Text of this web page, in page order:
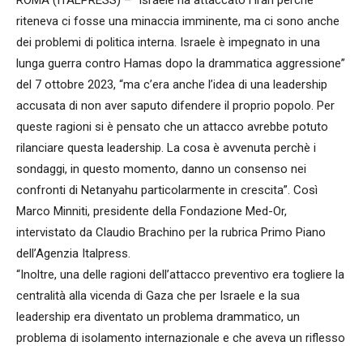
riteneva ci fosse una minaccia imminente, ma ci sono anche
dei problemi di politica interna. Israele è impegnato in una
lunga guerra contro Hamas dopo la drammatica aggressione”
del 7 ottobre 2023, “ma c’era anche l’idea di una leadership
accusata di non aver saputo difendere il proprio popolo. Per
queste ragioni si è pensato che un attacco avrebbe potuto
rilanciare questa leadership. La cosa è avvenuta perchè i
sondaggi, in questo momento, danno un consenso nei
confronti di Netanyahu particolarmente in crescita”. Così
Marco Minniti, presidente della Fondazione Med-Or,
intervistato da Claudio Brachino per la rubrica Primo Piano
dell’Agenzia Italpress.
“Inoltre, una delle ragioni dell’attacco preventivo era togliere la
centralità alla vicenda di Gaza che per Israele e la sua
leadership era diventato un problema drammatico, un
problema di isolamento internazionale e che aveva un riflesso